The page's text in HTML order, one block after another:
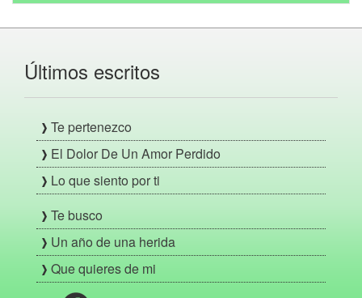
Últimos escritos
Te pertenezco
El Dolor De Un Amor Perdido
Lo que siento por ti
Te busco
Un año de una herida
Que quieres de mi